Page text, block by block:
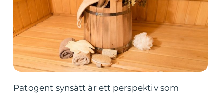
Patogent synsätt är ett perspektiv som